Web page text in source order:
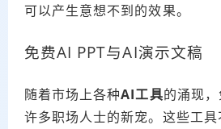
可以产生意想不到的效果。
免费AI PPT与AI演示文稿
随着市场上各种AI工具的涌现
许多职场人士的新宠。这些工具